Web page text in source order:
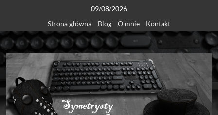
content
09/08/2026
Strona główna
Blog O mnie Kontakt